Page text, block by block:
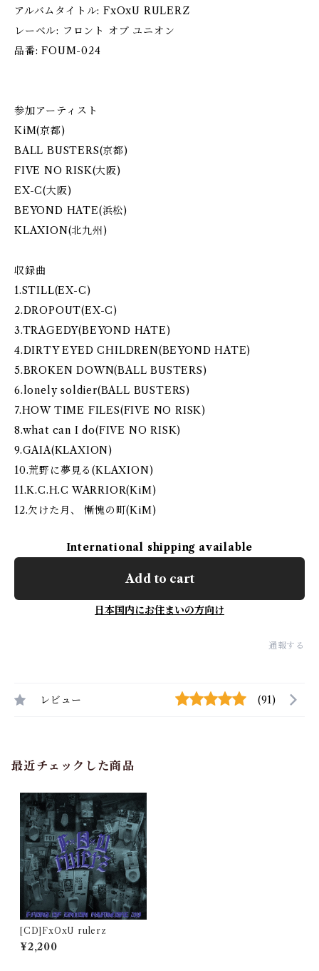
アルバムタイトル: FxOxU RULERZ
レーベル: フロント オブ ユニオン
品番: FOUM-024
参加アーティスト
KiM(京都)
BALL BUSTERS(京都)
FIVE NO RISK(大阪)
EX-C(大阪)
BEYOND HATE(浜松)
KLAXION(北九州)
収録曲
1.STILL(EX-C)
2.DROPOUT(EX-C)
3.TRAGEDY(BEYOND HATE)
4.DIRTY EYED CHILDREN(BEYOND HATE)
5.BROKEN DOWN(BALL BUSTERS)
6.lonely soldier(BALL BUSTERS)
7.HOW TIME FILES(FIVE NO RISK)
8.what can I do(FIVE NO RISK)
9.GAIA(KLAXION)
10.荒野に夢見る(KLAXION)
11.K.C.H.C WARRIOR(KiM)
12.欠けた月、 慚愧の町(KiM)
International shipping available
Add to cart
日本国内にお住まいの方向け
通報する
レビュー (91)
最近チェックした商品
[CD]FxOxU rulerz
¥2,200